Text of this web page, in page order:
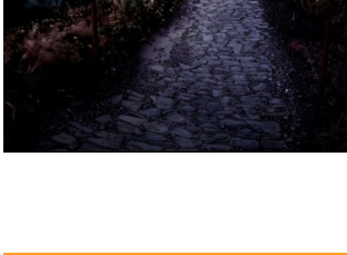
It Takes Two Switch /